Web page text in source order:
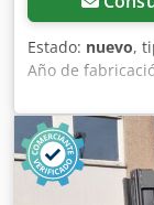
Estado: nuevo,
Año de
vacío: 1.265 kg
Dirección: rígida
bueno Estado
bueno Nueva
Bobcat, 244 cm